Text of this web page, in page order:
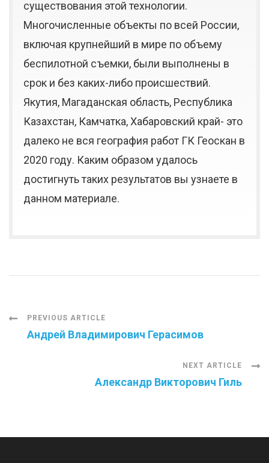
существования этой технологии.
Многочисленные объекты по всей России,
включая крупнейший в мире по объему
беспилотной съемки, были выполнены в
срок и без каких-либо происшествий.
Якутия, Магаданская область, Республика
Казахстан, Камчатка, Хабаровский край- это
далеко не вся география работ ГК Геоскан в
2020 году. Каким образом удалось
достигнуть таких результатов вы узнаете в
данном материале.
Post
PREVIOUS ARTICLE
Андрей Владимирович Герасимов
NEXT ARTICLE
Александр Викторович Гиль